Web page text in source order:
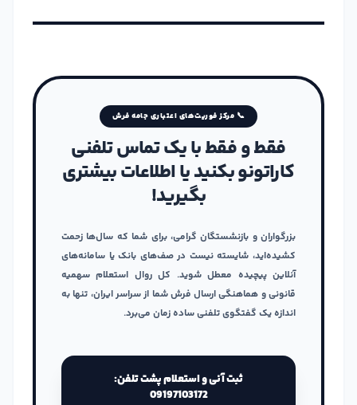
📞 مرکز فوریت‌های اعتباری جامه فرش
فقط و فقط با یک تماس تلفنی
کاراتونو بکنید یا اطلاعات بیشتری
بگیرید!
بزرگواران و بازنشستگان گرامی، برای شما که سال‌ها زحمت
کشیده‌اید، شایسته نیست در صف‌های بانک یا سامانه‌های
آنلاین پیچیده معطل شوید. کل روال استعلام سهمیه
قانونی و هماهنگی ارسال فرش شما از سراسر ایران، تنها به
اندازه یک گفتگوی تلفنی ساده زمان می‌برد.
ثبت آنی و استعلام پشت تلفن:
09197103172